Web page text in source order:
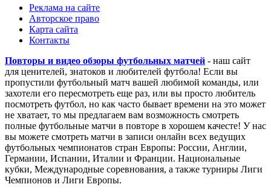
Реклама на сайте
Авторское право
Карта сайта
Контакты
Повторы и видео обзоры футбольных матчей - наш сайт
для ценителей, знатоков и любителей футбола! Если вы
пропустили футбольный матч вашей любимой команды, или
захотели его пересмотреть еще раз, или вы просто любитель
посмотреть футбол, но как часто бывает времени на это может
не хватает, то мы предлагаем вам возможность смотреть
полные футбольные матчи в повторе в хорошем качесте! У нас
вы можете смотреть матчи в записи онлайн всех ведущих
футбольных чемпионатов стран Европы: России, Англии,
Германии, Испании, Италии и Франции. Национальные
кубки, Международные соревнования, а также турниры Лиги
Чемпионов и Лиги Европы.